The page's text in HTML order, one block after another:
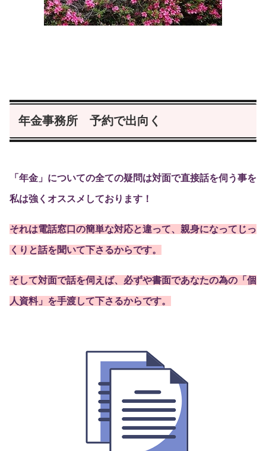
年金事務所 予約で出向く
「年金」についての全ての疑問は対面で直接話を伺う事を
私は強くオススメしております！
それは電話窓口の簡単な対応と違って、親身になってじっ
くりと話を聞いて下さるからです。
そして対面で話を伺えば、必ずや書面であなたの為の「個
人資料」を手渡して下さるからです。